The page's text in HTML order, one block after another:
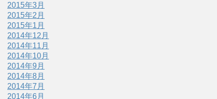
2015年3月
2015年2月
2015年1月
2014年12月
2014年11月
2014年10月
2014年9月
2014年8月
2014年7月
2014年6月